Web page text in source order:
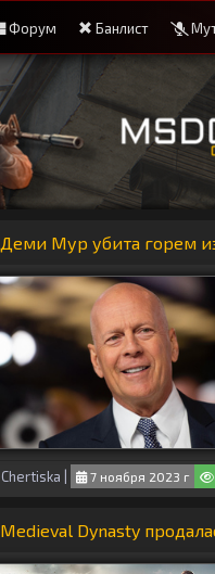
Форум Банлист
Деми Мур убита горем
Chertiska 7 ноября 2023 г
Medieval Dynasty